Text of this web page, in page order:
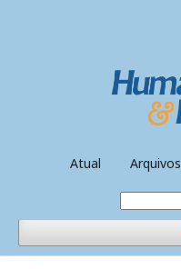
Atual Arquivos